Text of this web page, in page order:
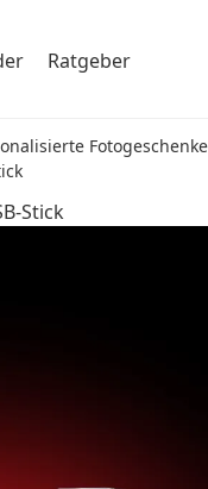
Ratgeber
Fotogeschenke
Stick